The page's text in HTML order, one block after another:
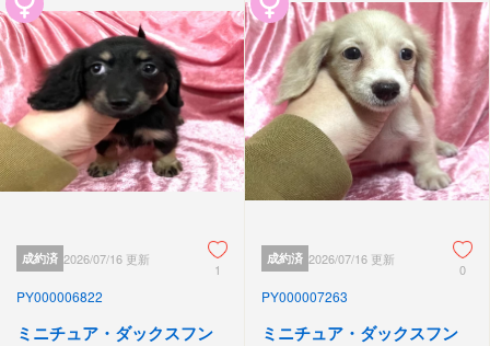
成約済 2026/07/16 更新
1
PY000006822
ミニチュア・ダックスフン
成約済 2026/07/16 更新
0
PY000007263
ミニチュア・ダックスフン